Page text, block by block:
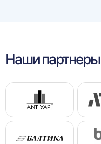
Наши партнеры